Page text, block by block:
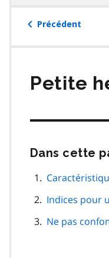
Précédent
Petite
Dans cette
Indices pour
Ne pas